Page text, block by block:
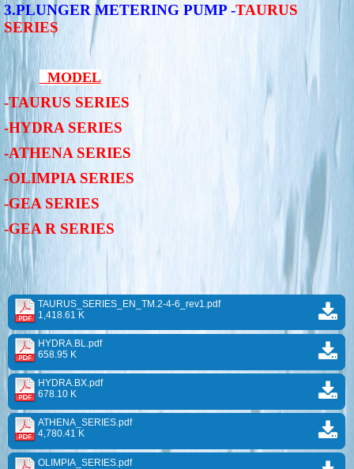
3.PLUNGER METERING PUMP -TAURUS
SERIES
MODEL
-TAURUS SERIES
-HYDRA SERIES
-ATHENA SERIES
-OLIMPIA SERIES
-GEA SERIES
-GEA R SERIES
TAURUS_SERIES_EN_TM.2-4-6_rev1.pdf
1,418.61 K
HYDRA.BL.pdf
658.95 K
HYDRA.BX.pdf
678.10 K
ATHENA_SERIES.pdf
4,780.41 K
OLIMPIA_SERIES.pdf